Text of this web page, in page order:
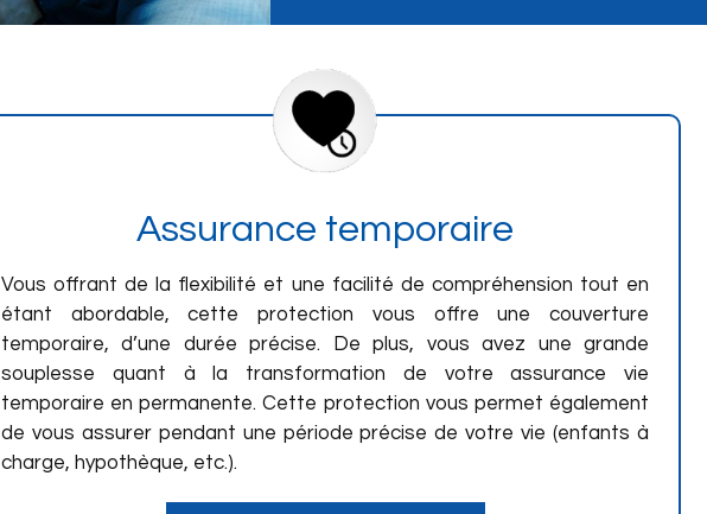
Assurance temporaire
Vous offrant de la flexibilité et une facilité de compréhension tout en
étant abordable, cette protection vous offre une couverture
temporaire, d’une durée précise. De plus, vous avez une grande
souplesse quant à la transformation de votre assurance vie
temporaire en permanente. Cette protection vous permet également
de vous assurer pendant une période précise de votre vie (enfants à
charge, hypothèque, etc.).